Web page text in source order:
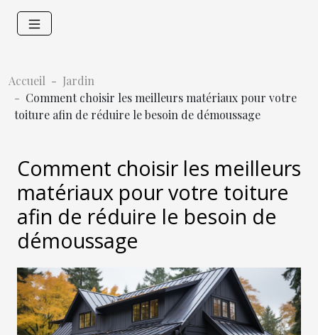
Accueil
Jardin
Comment choisir les meilleurs matériaux pour votre
toiture afin de réduire le besoin de démoussage
Comment choisir les meilleurs
matériaux pour votre toiture
afin de réduire le besoin de
démoussage